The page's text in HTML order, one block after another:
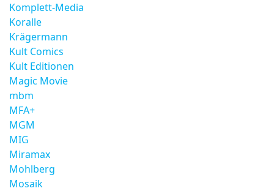
Komplett-Media
Koralle
Krägermann
Kult Comics
Kult Editionen
Magic Movie
mbm
MFA+
MGM
MIG
Miramax
Mohlberg
Mosaik